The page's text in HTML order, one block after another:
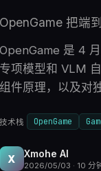
OpenGame 把端
OpenGame 是 4
专项模型和 VLM
组件原理，以及对
技术栈 OpenGame
X Xmohe AI
2026/05/03 · 10 分